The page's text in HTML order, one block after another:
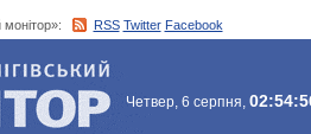
монітор»: RSS Twitter Facebook
монітор»
Четвер, 6 серпня,